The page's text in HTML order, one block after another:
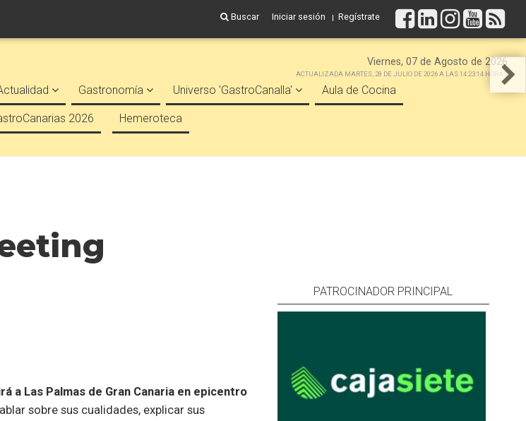
Buscar Iniciar sesión Regístrate
Viernes, 07 de Agosto de 2026
ACTUALIZADA MARTES, 28 DE JULIO DE 2026 A LAS 14:23:14 HORAS
Gastronomía Universo 'GastroCanalla' Aula de Cocina
2026 Hemeroteca
a Las Palmas de Gran Canaria en epicentro
sobre sus cualidades, explicar sus
PATROCINADOR PRINCIPAL